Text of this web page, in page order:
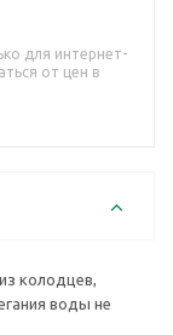
для интернет-
от цен в
колодцев,
воды не